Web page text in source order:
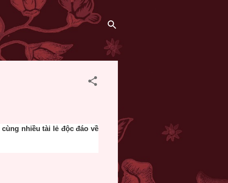
cùng nhiều tài lẻ độc đáo về